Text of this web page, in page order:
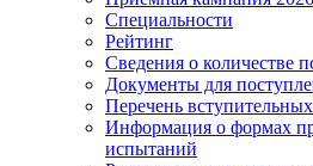
Специальности
Рейтинг
Сведения о количестве
Документы для
Перечень
Информация о формах
испытаний